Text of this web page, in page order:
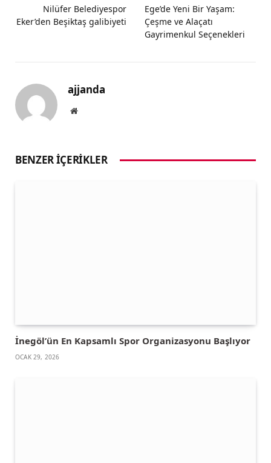
Nilüfer Belediyespor
Eker’den Beşiktaş galibiyeti
Ege’de Yeni Bir Yaşam:
Çeşme ve Alaçatı
Gayrimenkul Seçenekleri
ajjanda
Website
BENZER İÇERIKLER
İnegöl’ün En Kapsamlı Spor Organizasyonu Başlıyor
OCAK 29, 2026